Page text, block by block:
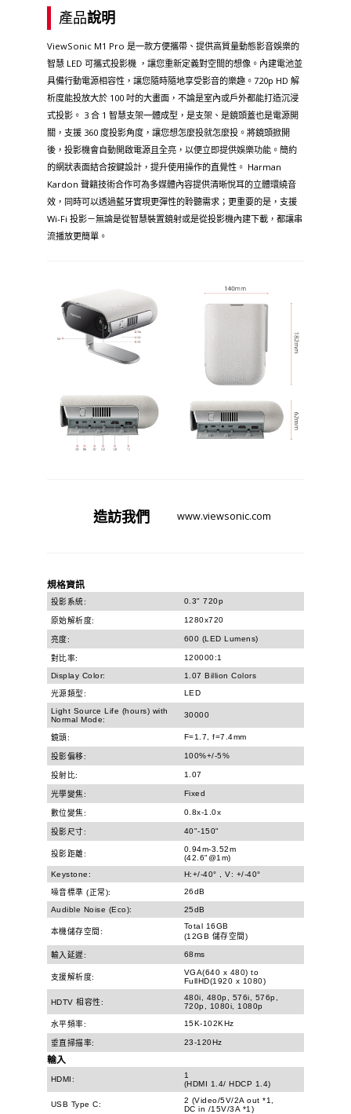
產品說明
ViewSonic M1 Pro 是一款方便攜帶、提供高質量動態影音娛樂的
智慧 LED 可攜式投影機 ，讓您重新定義對空間的想像。內建電池並
具備行動電源相容性，讓您隨時隨地享受影音的樂趣。720p HD 解
析度能投放大於 100 吋的大畫面，不論是室內或戶外都能打造沉浸
式投影。 3 合 1 智慧支架一體成型，是支架、是鏡頭蓋也是電源開
關，支援 360 度投影角度，讓您想怎麼投就怎麼投。將鏡頭掀開
後，投影機會自動開啟電源且全亮，以便立即提供娛樂功能。簡約
的網狀表面結合按鍵設計，提升使用操作的直覺性。 Harman
Kardon 聲籟技術合作可為多媒體內容提供清晰悅耳的立體環繞音
效，同時可以透過藍牙實現更彈性的聆聽需求；更重要的是，支援
Wi-Fi 投影－無論是從智慧裝置鏡射或是從投影機內建下載，都讓串
流播放更簡單。
造訪我們 www.viewsonic.com
規格資訊
投影系統: 0.3" 720p
原始解析度: 1280x720
亮度: 600 (LED Lumens)
對比率: 120000:1
Display Color: 1.07 Billion Colors
光源類型: LED
Light Source Life (hours) with
Normal Mode:
30000
鏡頭: F=1.7, f=7.4mm
投影偏移: 100%+/-5%
投射比: 1.07
光學變焦: Fixed
數位變焦: 0.8x-1.0x
投影尺寸: 40"-150"
投影距離:
0.94m-3.52m
(42.6"@1m)
Keystone:
H:+/-40° , V: +/-40°
噪音標準 (正常): 26dB
Audible Noise (Eco): 25dB
本機儲存空間:
Total 16GB
(12GB 儲存空間)
輸入延遲: 68ms
支援解析度:
VGA(640 x 480) to
FullHD(1920 x 1080)
HDTV 相容性:
480i, 480p, 576i, 576p,
720p, 1080i, 1080p
水平頻率: 15K-102KHz
垂直掃描率: 23-120Hz
輸入
HDMI:
1
(HDMI 1.4/ HDCP 1.4)
USB Type C:
2 (Video/5V/2A out *1,
DC in /15V/3A *1)